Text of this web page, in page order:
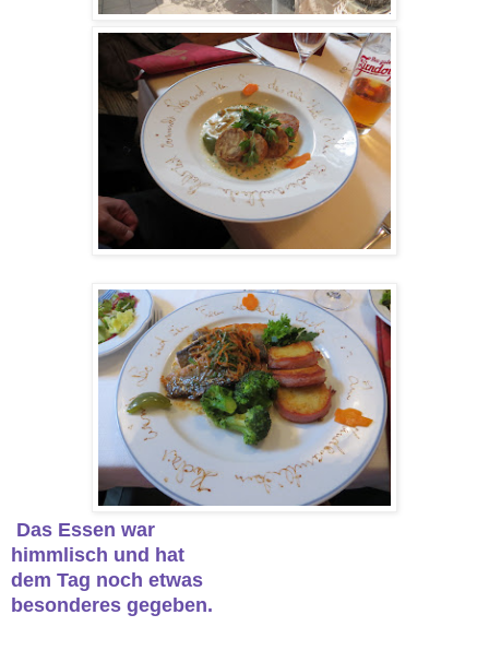
Das Essen war
himmlisch und hat
dem Tag noch etwas
besonderes gegeben.